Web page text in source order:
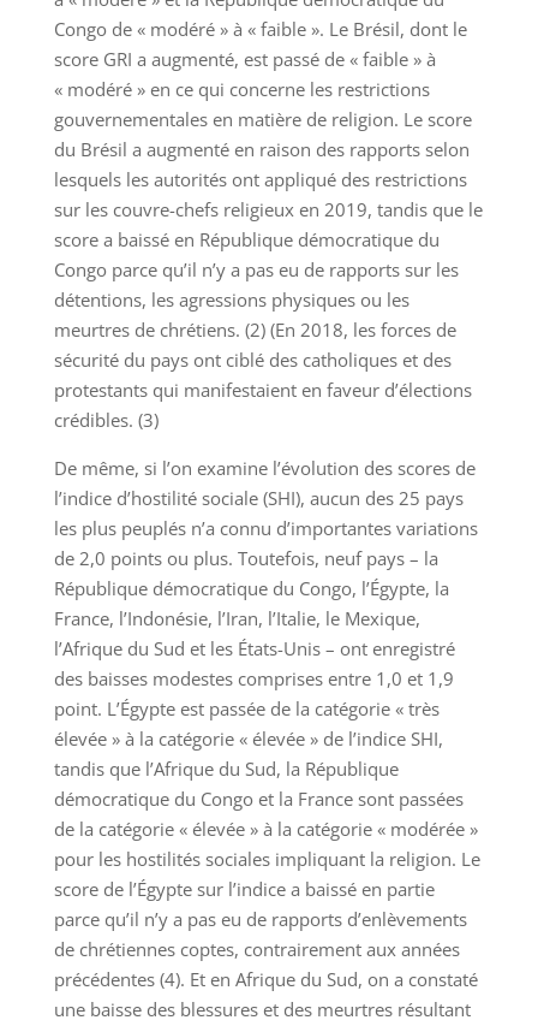
Congo de « modéré » à « faible ». Le Brésil, dont le
score GRI a augmenté, est passé de « faible » à
« modéré » en ce qui concerne les restrictions
gouvernementales en matière de religion. Le score
du Brésil a augmenté en raison des rapports selon
lesquels les autorités ont appliqué des restrictions
sur les couvre-chefs religieux en 2019, tandis que le
score a baissé en République démocratique du
Congo parce qu’il n’y a pas eu de rapports sur les
détentions, les agressions physiques ou les
meurtres de chrétiens. (2) (En 2018, les forces de
sécurité du pays ont ciblé des catholiques et des
protestants qui manifestaient en faveur d’élections
crédibles. (3)
De même, si l’on examine l’évolution des scores de
l’indice d’hostilité sociale (SHI), aucun des 25 pays
les plus peuplés n’a connu d’importantes variations
de 2,0 points ou plus. Toutefois, neuf pays – la
République démocratique du Congo, l’Égypte, la
France, l’Indonésie, l’Iran, l’Italie, le Mexique,
l’Afrique du Sud et les États-Unis – ont enregistré
des baisses modestes comprises entre 1,0 et 1,9
point. L’Égypte est passée de la catégorie « très
élevée » à la catégorie « élevée » de l’indice SHI,
tandis que l’Afrique du Sud, la République
démocratique du Congo et la France sont passées
de la catégorie « élevée » à la catégorie « modérée »
pour les hostilités sociales impliquant la religion. Le
score de l’Égypte sur l’indice a baissé en partie
parce qu’il n’y a pas eu de rapports d’enlèvements
de chrétiennes coptes, contrairement aux années
précédentes (4). Et en Afrique du Sud, on a constaté
une baisse des blessures et des meurtres résultant